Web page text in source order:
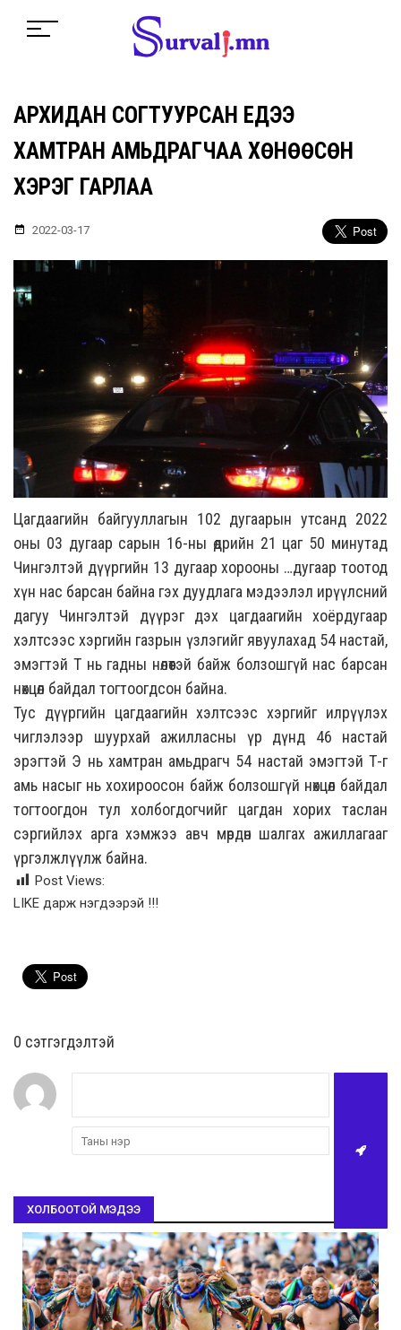
АРХИДАН СОГТУУРСАН ҮЕДЭЭ
ХАМТРАН АМЬДРАГЧАА ХӨНӨӨСӨН
ХЭРЭГ ГАРЛАА
2022-03-17
Цагдаагийн байгууллагын 102 дугаарын утсанд 2022
оны 03 дугаар сарын 16-ны өдрийн 21 цаг 50 минутад
Чингэлтэй дүүргийн 13 дугаар хорооны …дугаар тоотод
хүн нас барсан байна гэх дуудлага мэдээлэл ирүүлсний
дагуу Чингэлтэй дүүрэг дэх цагдаагийн хоёрдугаар
хэлтсээс хэргийн газрын үзлэгийг явуулахад 54 настай,
эмэгтэй Т нь гадны нөлөөтэй байж болзошгүй нас барсан
нөхцөл байдал тогтоогдсон байна.
Тус дүүргийн цагдаагийн хэлтсээс хэргийг илрүүлэх
чиглэлээр шуурхай ажилласны үр дүнд 46 настай
эрэгтэй Э нь хамтран амьдрагч 54 настай эмэгтэй Т-г
амь насыг нь хохироосон байж болзошгүй нөхцөл байдал
тогтоогдон тул холбогдогчийг цагдан хорих таслан
сэргийлэх арга хэмжээ авч мөрдөн шалгах ажиллагааг
үргэлжлүүлж байна.
Post Views:
LIKE дарж нэгдээрэй !!!
0 cэтгэгдэлтэй
ХОЛБООТОЙ МЭДЭЭ